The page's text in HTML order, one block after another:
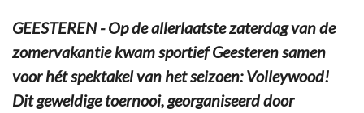
GEESTEREN - Op de allerlaatste zaterdag van de
zomervakantie kwam sportief Geesteren samen
voor hét spektakel van het seizoen: Volleywood!
Dit geweldige toernooi, georganiseerd door